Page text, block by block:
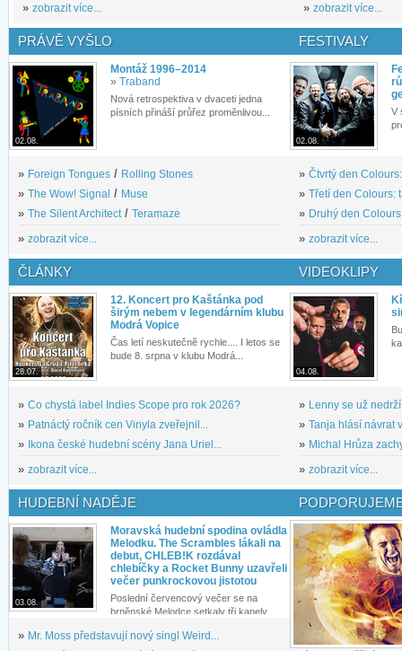
» zobrazit více... » zobrazit více...
PRÁVĚ VYŠLO
02.08.
Montáž 1996–2014
» Traband
Nová retrospektiva v dvaceti jedna
písních přináší průřez proměnlivou...
» Foreign Tongues / Rolling Stones
» The Wow! Signal / Muse
» The Silent Architect / Teramaze
» zobrazit více...
FESTIVALY
02.08.
V
» Čtvrtý den
» Třetí den Colours:
» Druhý den
» zobrazit více...
ČLÁNKY
28.07.
12. Koncert pro Kaštánka pod
širým nebem v legendárním klubu
Modrá Vopice
Čas letí neskutečně rychle.... I letos se
bude 8. srpna v klubu Modrá...
» Co chystá label Indies Scope pro rok 2026?
» Patnáctý ročník cen Vinyla zveřejnil...
»
Ikona české hudební scény Jana Uriel...
» zobrazit více...
VIDEOKLIPY
04.08.
» Lenny se už
» Tanja hlásí návrat
» Michal Hrůza
» zobrazit více...
HUDEBNÍ NADĚJE
03.08.
Moravská hudební spodina ovládla
Melodku. The Scrambles lákali na
debut, CHLEB!K rozdával
chlebíčky a Rocket Bunny uzavřeli
večer punkrockovou jistotou
Poslední červencový večer se na
brněnské Melodce setkaly tři kapely...
» Mr. Moss představují nový singl Weird...